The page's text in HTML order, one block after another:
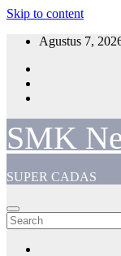
Skip to content
Agustus 7,
SMK
SUPER CADAS